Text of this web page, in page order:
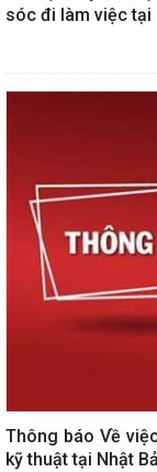
sóc đi làm việc tại
Thông báo Về
kỹ thuật tại Nhật